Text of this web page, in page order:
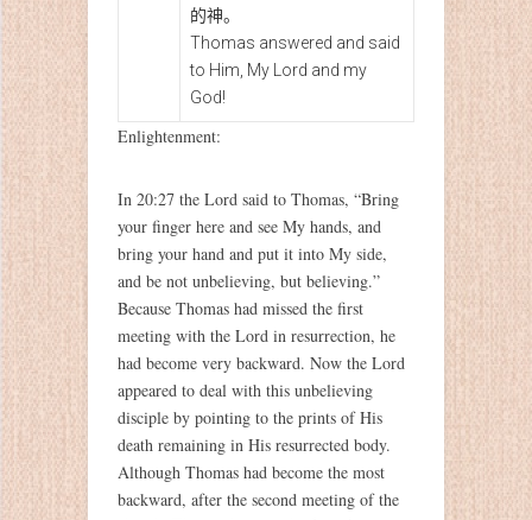
的神。
Thomas answered and said
to Him, My Lord and my
God!
Enlightenment:
In 20:27 the Lord said to Thomas, “Bring
your finger here and see My hands, and
bring your hand and put it into My side,
and be not unbelieving, but believing.”
Because Thomas had missed the first
meeting with the Lord in resurrection, he
had become very backward. Now the Lord
appeared to deal with this unbelieving
disciple by pointing to the prints of His
death remaining in His resurrected body.
Although Thomas had become the most
backward, after the second meeting of the